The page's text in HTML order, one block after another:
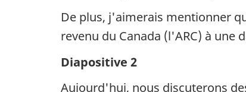
De plus, j'aimerais mentionner
revenu du Canada (l'ARC) à une
Diapositive 2
Aujourd'hui, nous discuterons